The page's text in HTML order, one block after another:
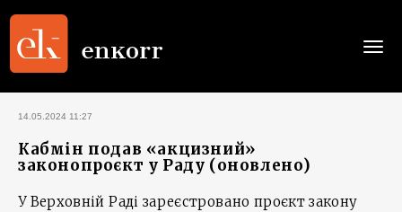
14.05.2024 11:27
Кабмін подав «акцизний»
законопроєкт у Раду (оновлено)
У Верховній Раді зареєстровано проєкт закону